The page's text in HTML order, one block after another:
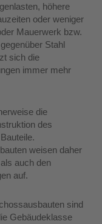
höhere
oder weniger
Mauerwerk bzw.
Stahl
sich die
immer mehr
die
des
weisen daher
auch den
auf.
sind
Gebäudeklasse